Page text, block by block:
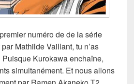
numéro de de la série
Mathilde Vaillant, tu n’as
Puisque Kurokawa enchaîne,
simultanément. Et nous allons